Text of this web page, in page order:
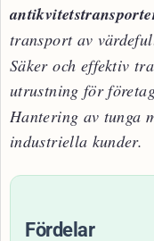
transport av
Säker och effektiv
utrustning för
Hantering av tunga
industriella kunder.
Fördelar